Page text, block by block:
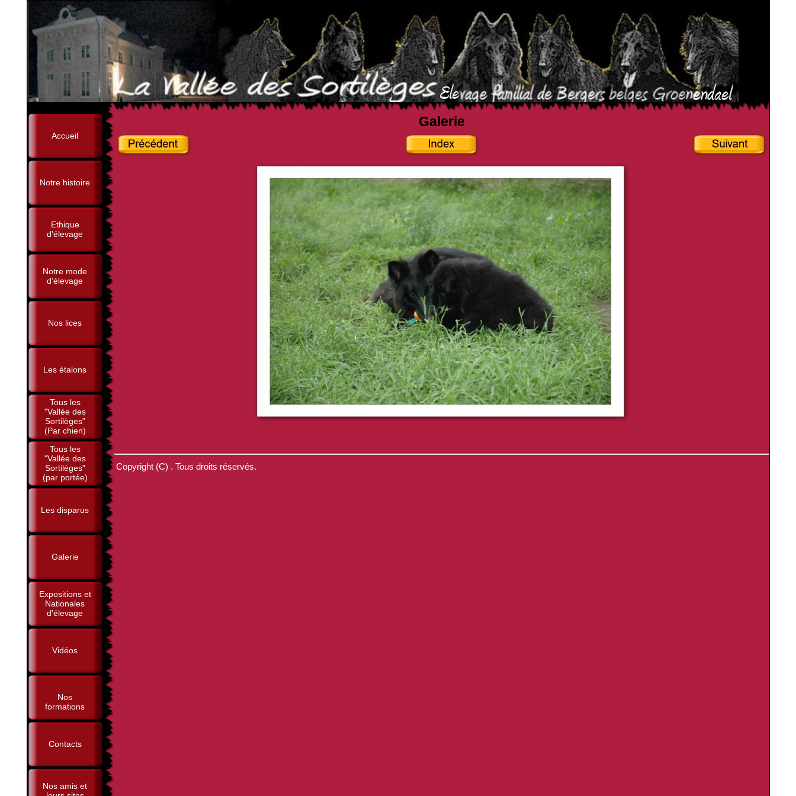
Accueil
Notre histoire
Ethique
d'élevage
Notre mode
d'élevage
Nos lices
Les étalons
Tous les
"Vallée des
Sortilèges"
(Par chien)
Tous les
"Vallée des
Sortilèges"
(par portée)
Les disparus
Galerie
Expositions et
Nationales
d'élevage
Vidéos
Nos
formations
Contacts
Nos amis et
Galerie
Copyright (C) . Tous droits réservés.